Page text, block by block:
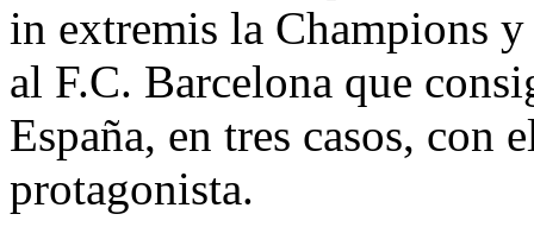
in extremis la Champions
al F.C. Barcelona que
España, en tres casos,
protagonista.